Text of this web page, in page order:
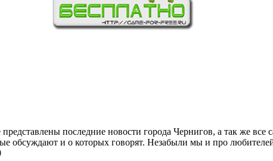
последние новости города Чернигов, а так же
обсуждают и о которых говорят. Незабыли мы и про